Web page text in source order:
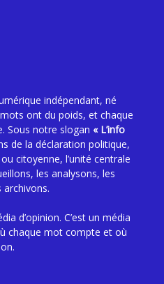
indépendant, né
ont du poids, et chaque
Sous notre slogan « L’info
de la déclaration politique,
citoyenne, l’unité centrale
les analysons, les
d’opinion. C’est un média
chaque mot compte et où